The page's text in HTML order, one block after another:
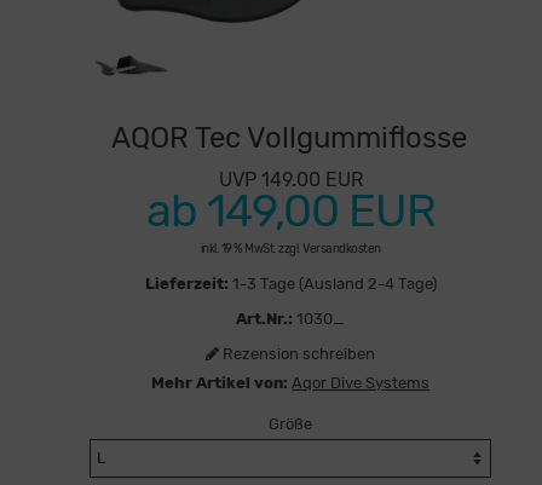
AQOR Tec Vollgummiflosse
UVP 149.00 EUR
ab 149,00 EUR
inkl. 19 % MwSt. zzgl.Versandkosten
Lieferzeit: 1-3 Tage (Ausland 2-4 Tage)
Art.Nr.: 1030_
Rezension schreiben
Mehr Artikel von: Aqor Dive Systems
Größe